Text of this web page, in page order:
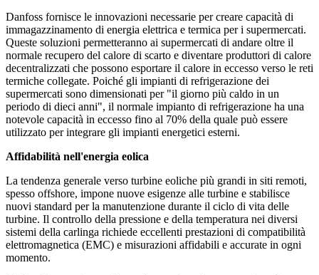
Danfoss fornisce le innovazioni necessarie per creare capacità di
immagazzinamento di energia elettrica e termica per i supermercati.
Queste soluzioni permetteranno ai supermercati di andare oltre il
normale recupero del calore di scarto e diventare produttori di calore
decentralizzati che possono esportare il calore in eccesso verso le reti
termiche collegate. Poiché gli impianti di refrigerazione dei
supermercati sono dimensionati per "il giorno più caldo in un
periodo di dieci anni", il normale impianto di refrigerazione ha una
notevole capacità in eccesso fino al 70% della quale può essere
utilizzato per integrare gli impianti energetici esterni.
Affidabilità nell'energia eolica
La tendenza generale verso turbine eoliche più grandi in siti remoti,
spesso offshore, impone nuove esigenze alle turbine e stabilisce
nuovi standard per la manutenzione durante il ciclo di vita delle
turbine. Il controllo della pressione e della temperatura nei diversi
sistemi della carlinga richiede eccellenti prestazioni di compatibilità
elettromagnetica (EMC) e misurazioni affidabili e accurate in ogni
momento.